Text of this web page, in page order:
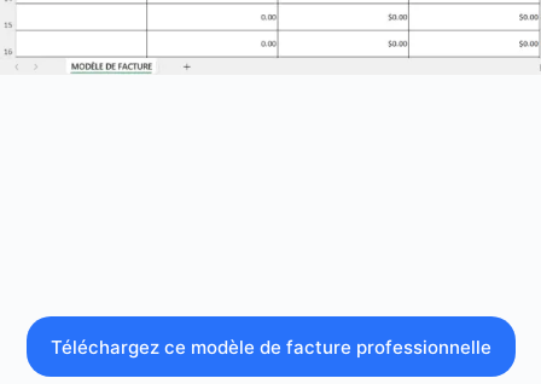
Téléchargez ce modèle de facture professionnelle